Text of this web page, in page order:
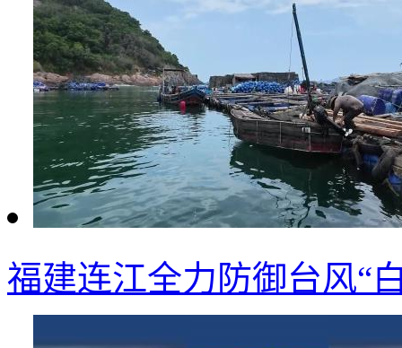
福建连江全力防御台风“